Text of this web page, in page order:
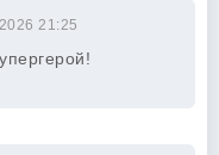
21:25